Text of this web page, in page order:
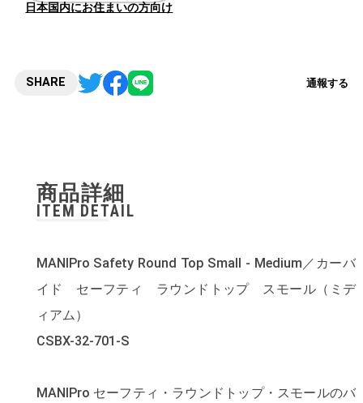
日本国内にお住まいの方向け
SHARE 通報する
商品詳細
ITEM DETAIL
MANIPro Safety Round Top Small - Medium／カーバ
イド セーフティ ラウンドトップ スモール（ミデ
ィアム）
CSBX-32-701-S
MANIPro セーフティ・ラウンドトップ・スモールのバ